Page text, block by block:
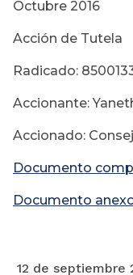
Octubre 2016
Acción de Tutela
Radicado:
Accionante:
Accionado:
Documento
Documento
12 de septiembre